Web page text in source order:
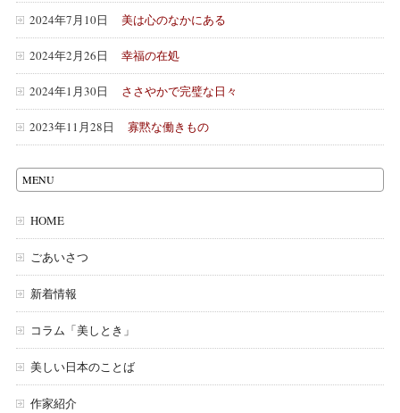
2024年7月10日 美は心のなかにある
2024年2月26日 幸福の在処
2024年1月30日 ささやかで完璧な日々
2023年11月28日 寡黙な働きもの
MENU
HOME
ごあいさつ
新着情報
コラム「美しとき」
美しい日本のことば
作家紹介